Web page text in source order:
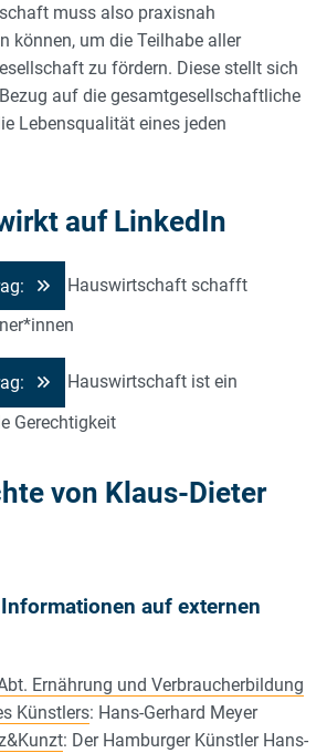
muss also praxisnah
können, um die Teilhabe aller
zu fördern. Diese stellt sich
auf die gesamtgesellschaftliche
Lebensqualität eines jeden
auf LinkedIn
Hauswirtschaft schafft
Hauswirtschaft ist ein
Gerechtigkeit
von Klaus-Dieter
auf externen
Ernährung und Verbraucherbildung
Künstlers: Hans-Gerhard Meyer
: Der Hamburger Künstler Hans-